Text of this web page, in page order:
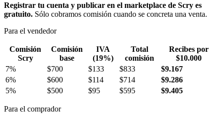
Registrar tu cuenta y publicar en el marketplace de Scry es
gratuito. Sólo cobramos comisión cuando se concreta una venta.
Para el vendedor
Comisión
Scry
Comisión
base
IVA
(19%)
Total
comisión
Recibes por
$10.000
7%
$700 $133 $833
$9.167
6%
$600 $114 $714
$9.286
5%
$500 $95 $595 $9.405
Para el comprador